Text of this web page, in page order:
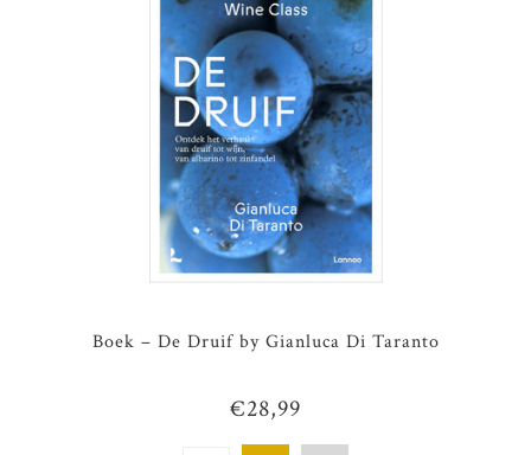
Boek – De Druif by Gianluca Di Taranto
€28,99